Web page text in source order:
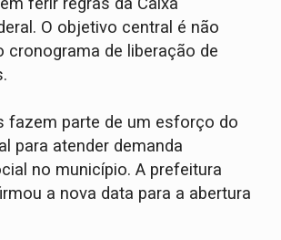
O objetivo central é não
cronograma de liberação de
fazem parte de um esforço do
para atender demanda
no município. A prefeitura
a nova data para a abertura